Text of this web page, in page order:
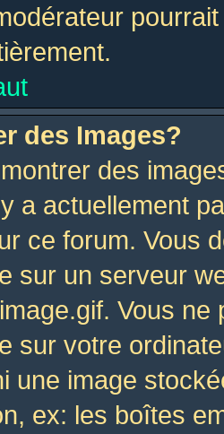
des Images?
des
a actuellement
ce forum. Vous
sur un serveur
Vous
sur votre
une image
ex: les boîtes